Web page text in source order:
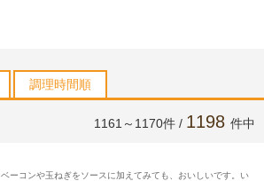
調理時間順
1161～1170件 / 1198 件中
ベーコンや玉ねぎをソースに加えてみても、おいしいです。い